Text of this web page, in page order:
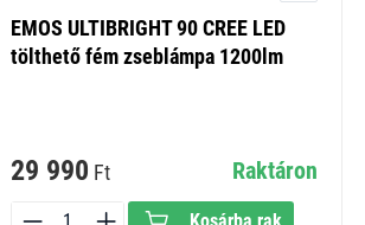
EMOS ULTIBRIGHT 90 CREE LED
tölthető fém zseblámpa 1200lm
29 990 Ft Raktáron